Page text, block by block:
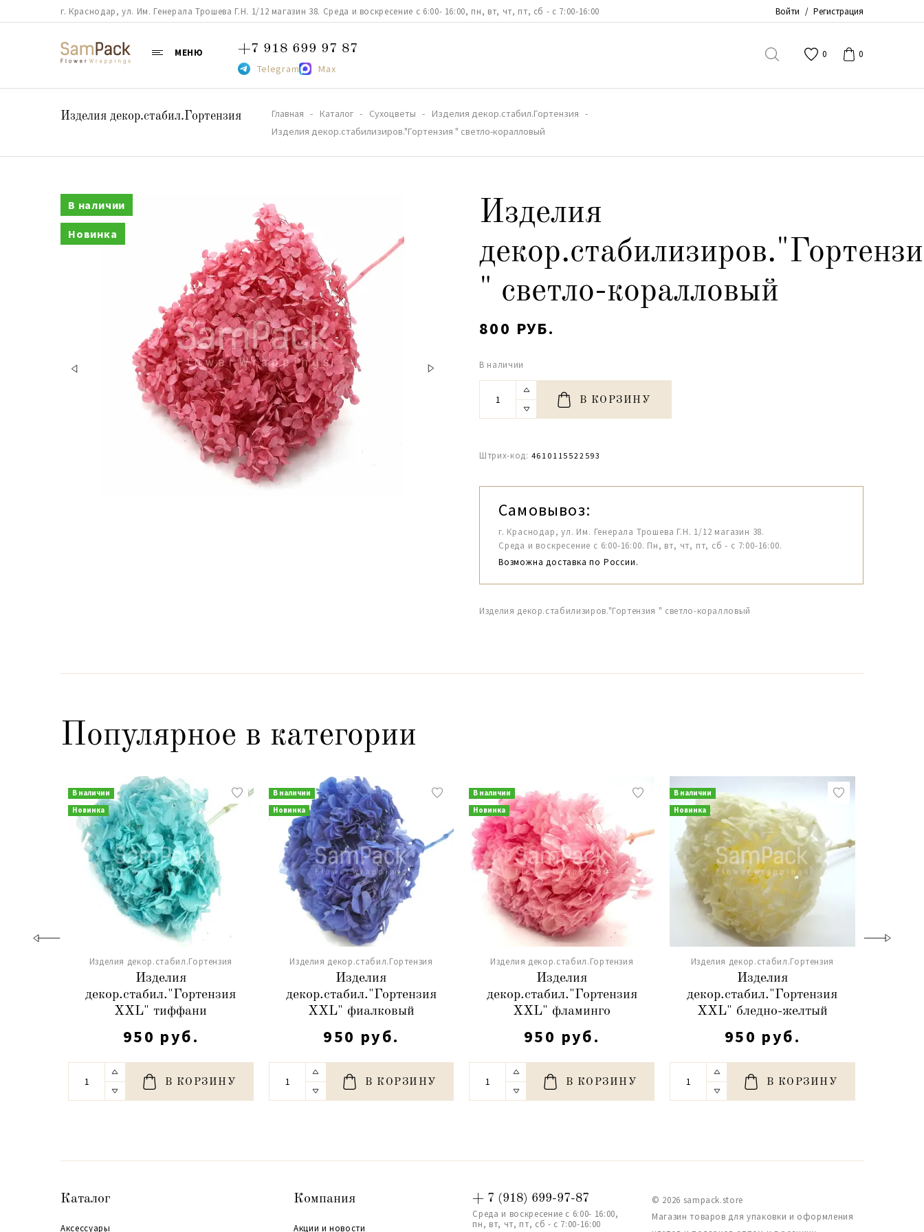
г. Краснодар, ул. Им. Генерала Трошева Г.Н. 1/12 магазин 38. Среда и воскресение с 6:00- 16:00, пн, вт, чт, пт, сб - с 7:00-16:00 Войти / Регистрация
МЕНЮ +7 918 699 97 87
Telegram Max
0 0
Изделия декор.стабил.Гортензия Главная Каталог Сухоцветы
Изделия декор.стабил.Гортензия
Изделия декор.стабилизиров."Гортензия " светло-коралловый
В наличии
Новинка
Изделия
" светло-коралловый
800 РУБ.
В наличии
В КОРЗИНУ
Штрих-код: 4610115522593
Самовывоз:
г. Краснодар, ул. Им. Генерала Трошева Г.Н. 1/12 магазин 38.
Среда и воскресение с 6:00-16:00. Пн, вт, чт, пт, сб - с 7:00-16:00.
Возможна доставка по России.
Изделия декор.стабилизиров."Гортензия " светло-коралловый
Популярное в категории
В наличии
Новинка
Изделия декор.стабил.Гортензия
Изделия
декор.стабил."Гортензия
XXL" тиффани
950 руб.
В КОРЗИНУ
В наличии
Новинка
Изделия декор.стабил.Гортензия
Изделия
декор.стабил."Гортензия
XXL" фиалковый
950 руб.
В КОРЗИНУ
В наличии
Новинка
Изделия декор.стабил.Гортензия
Изделия
декор.стабил."Гортензия
XXL" фламинго
950 руб.
В КОРЗИНУ
В наличии
Новинка
Изделия декор.стабил.Гортензия
Изделия
декор.стабил."Гортензия
XXL" бледно-желтый
950 руб.
В КОРЗИНУ
Каталог
Аксессуары
Компания
Акции и новости
+ 7 (918) 699-97-87
Среда и воскресение с 6:00- 16:00,
пн, вт, чт, пт, сб - с 7:00-16:00
© 2026 sampack.store
Магазин товаров для упаковки и оформления